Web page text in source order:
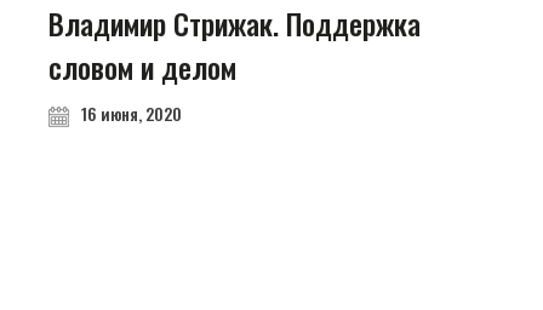
Владимир Стрижак. Поддержка
словом и делом
16 июня, 2020